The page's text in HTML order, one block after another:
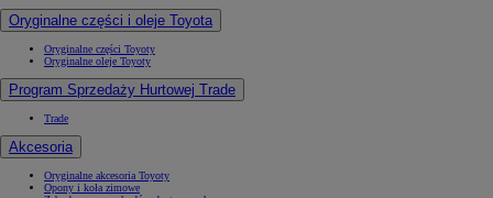
Oryginalne części i oleje Toyota
Oryginalne części Toyoty
Oryginalne oleje Toyoty
Program Sprzedaży Hurtowej Trade
Trade
Akcesoria
Oryginalne akcesoria Toyoty
Opony i koła zimowe